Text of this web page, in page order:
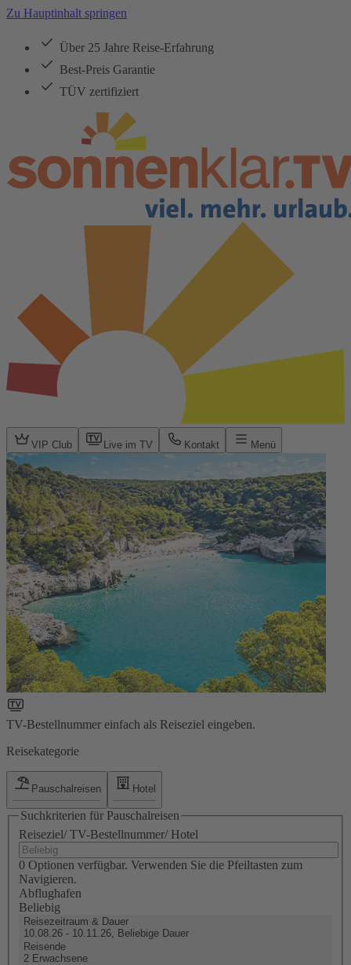
Zu Hauptinhalt springen
Über 25 Jahre Reise-Erfahrung
Best-Preis Garantie
TÜV zertifiziert
VIP Club Live im TV Kontakt Menü
TV-Bestellnummer einfach als Reiseziel eingeben.
Reisekategorie
Pauschalreisen Hotel
Suchkriterien für Pauschalreisen
Reiseziel/ TV-Bestellnummer/ Hotel
0 Optionen verfügbar. Verwenden Sie die Pfeiltasten zum
Navigieren.
Abflughafen
Beliebig
Reisezeitraum & Dauer
10.08.26 - 10.11.26, Beliebige Dauer
Reisende
2 Erwachsene